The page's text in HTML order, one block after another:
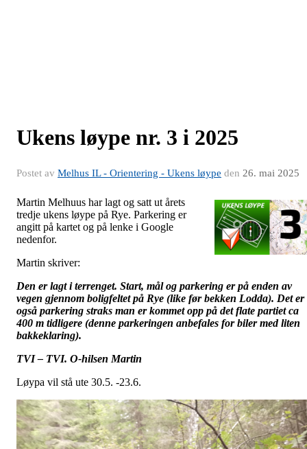
Ukens løype nr. 3 i 2025
Postet av Melhus IL - Orientering - Ukens løype den 26. mai 2025
Martin Melhuus har lagt og satt ut årets
tredje ukens løype på Rye. Parkering er
angitt på kartet og på lenke i Google
nedenfor.
Martin skriver:
Den er lagt i terrenget. Start, mål og parkering er på enden av
vegen gjennom boligfeltet på Rye (like før bekken Lodda). Det er
også parkering straks man er kommet opp på det flate partiet ca
400 m tidligere (denne parkeringen anbefales for biler med liten
bakkeklaring).
TVI – TVI. O-hilsen Martin
Løypa vil stå ute 30.5. -23.6.